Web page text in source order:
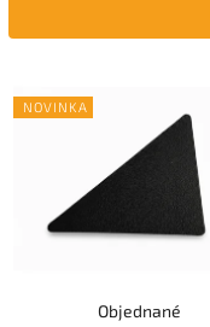
NOVINKA
Objednané